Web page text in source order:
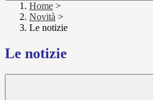
Home >
Novità >
Le notizie
Le notizie